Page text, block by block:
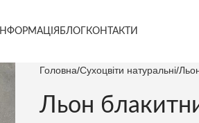
ІНФОРМАЦІЯ БЛОГ КОНТАКТИ
Головна Сухоцвіти натуральні
Льон